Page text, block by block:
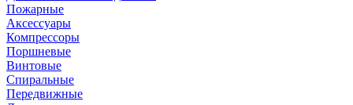
Пожарные
Аксессуары
Компрессоры
Поршневые
Винтовые
Спиральные
Передвижные